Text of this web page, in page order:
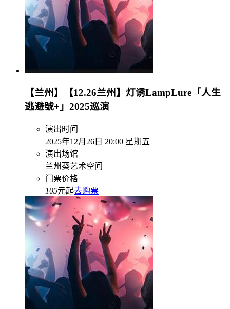
【兰州】【12.26兰州】灯诱LampLure「人生
逃避號+」2025巡演
演出时间
2025年12月26日 20:00 星期五
演出场馆
兰州葵艺术空间
门票价格
105元起去购票